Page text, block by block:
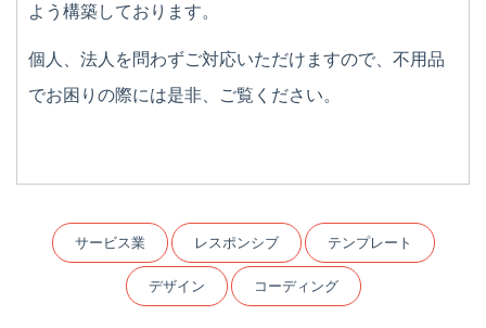
よう構築しております。
個人、法人を問わずご対応いただけますので、不用品
でお困りの際には是非、ご覧ください。
サービス業 レスポンシブ テンプレート
デザイン コーディング